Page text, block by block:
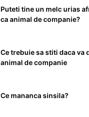
Puteti tine un melc urias
ca animal de companie?
Ce trebuie sa stiti daca va
animal de companie
Ce mananca sinsila?